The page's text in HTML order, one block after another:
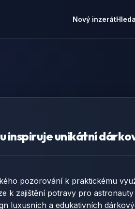
Nový inzerát
inspiruje unikátní
pozorování k praktickému
k zajištění potravy pro
luxusních a edukativních